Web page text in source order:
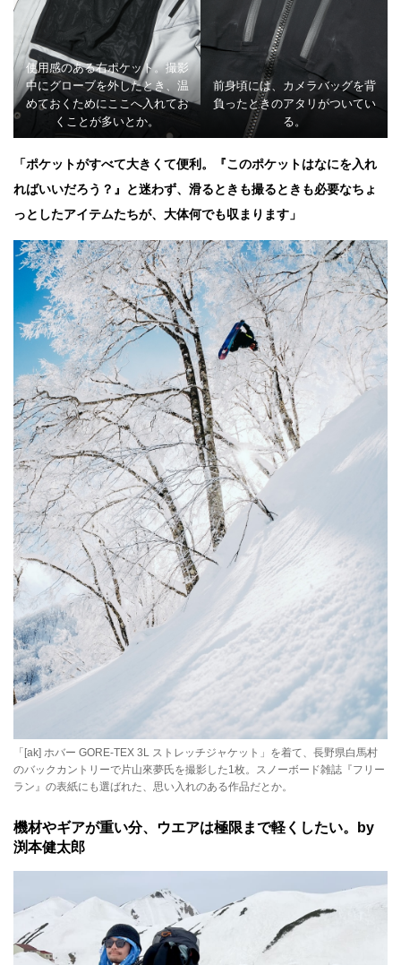
使用感のある右ポケット。撮影
中にグローブを外したとき、温
めておくためにここへ入れてお
くことが多いとか。
前身頃には、カメラバッグを背
負ったときのアタリがついてい
る。
「ポケットがすべて大きくて便利。『このポケットはなにを入れ
ればいいだろう？』と迷わず、滑るときも撮るときも必要なちょ
っとしたアイテムたちが、大体何でも収まります」
「[ak] ホバー GORE-TEX 3L ストレッチジャケット」を着て、長野県白馬村
のバックカントリーで片山來夢氏を撮影した1枚。スノーボード雑誌『フリー
ラン』の表紙にも選ばれた、思い入れのある作品だとか。
機材やギアが重い分、ウエアは極限まで軽くしたい。by
渕本健太郎